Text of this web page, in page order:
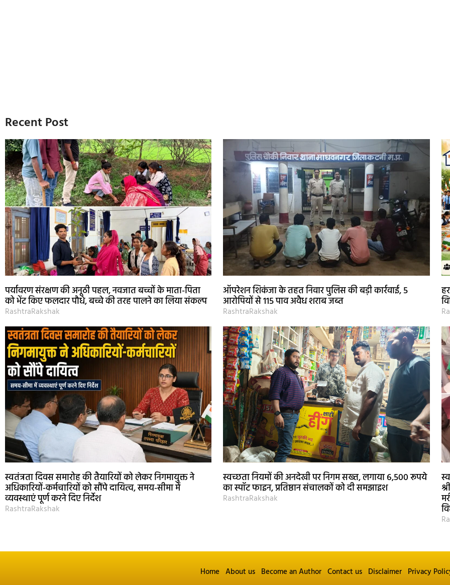
Recent Post
पर्यावरण संरक्षण की अनूठी पहल, नवजात बच्चों के माता-पिता
को भेंट किए फलदार पौधे, बच्चे की तरह पालने का लिया संकल्प
RashtraRakshak
ऑपरेशन शिकंजा के तहत निवार पुलिस की बड़ी कार्रवाई, 5
आरोपियों से 115 पाव अवैध शराब जब्त
RashtraRakshak
स्वतंत्रता दिवस समारोह की तैयारियों को लेकर निगमायुक्त ने
अधिकारियों-कर्मचारियों को सौंपे दायित्व, समय-सीमा में
व्यवस्थाएं पूर्ण करने दिए निर्देश
RashtraRakshak
स्वच्छता नियमों की अनदेखी पर निगम सख्त, लगाया 6,500 रूपये
का स्पॉट फाइन, प्रतिष्ठान संचालकों को दी समझाइश
RashtraRakshak
Home About us Become an Author Contact us Disclaimer Privacy